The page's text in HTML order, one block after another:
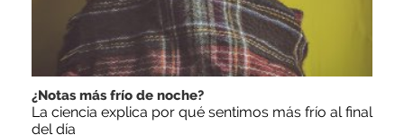
¿Notas más frío de noche?
La ciencia explica por qué sentimos más frío al final
del día